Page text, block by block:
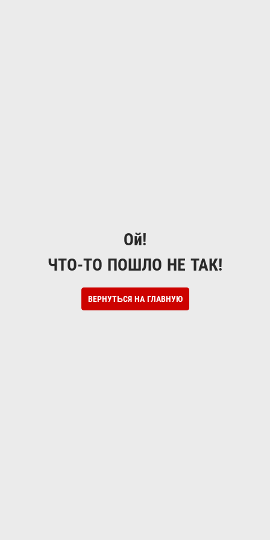
Ой!
ЧТО-ТО ПОШЛО НЕ ТАК!
ВЕРНУТЬСЯ НА ГЛАВНУЮ